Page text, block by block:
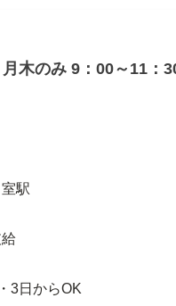
木のみ 9：00～11：
駅
3日からOK